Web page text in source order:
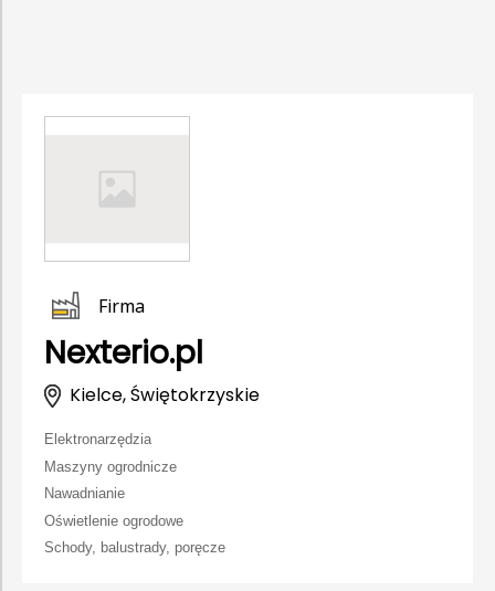
Firma
Nexterio.pl
Kielce, Świętokrzyskie
Elektronarzędzia
Maszyny ogrodnicze
Nawadnianie
Oświetlenie ogrodowe
Schody, balustrady, poręcze